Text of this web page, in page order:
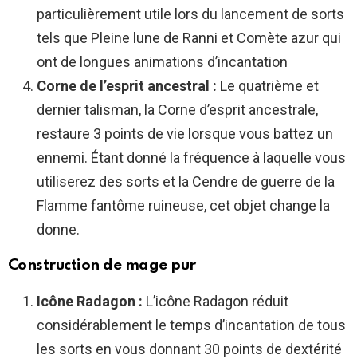
particulièrement utile lors du lancement de sorts
tels que Pleine lune de Ranni et Comète azur qui
ont de longues animations d’incantation
Corne de l’esprit ancestral : Le quatrième et
dernier talisman, la Corne d’esprit ancestrale,
restaure 3 points de vie lorsque vous battez un
ennemi. Étant donné la fréquence à laquelle vous
utiliserez des sorts et la Cendre de guerre de la
Flamme fantôme ruineuse, cet objet change la
donne.
Construction de mage pur
Icône Radagon : L’icône Radagon réduit
considérablement le temps d’incantation de tous
les sorts en vous donnant 30 points de dextérité